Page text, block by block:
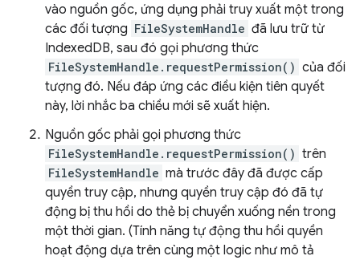
vào nguồn gốc, ứng dụng phải truy xuất một trong
các đối tượng FileSystemHandle đã lưu trữ từ
IndexedDB, sau đó gọi phương thức
FileSystemHandle.requestPermission() của đối
tượng đó. Nếu đáp ứng các điều kiện tiên quyết
này, lời nhắc ba chiều mới sẽ xuất hiện.
Nguồn gốc phải gọi phương thức
FileSystemHandle.requestPermission() trên
FileSystemHandle mà trước đây đã được cấp
quyền truy cập, nhưng quyền truy cập đó đã tự
động bị thu hồi do thẻ bị chuyển xuống nền trong
một thời gian. (Tính năng tự động thu hồi quyền
hoạt động dựa trên cùng một logic như mô tả